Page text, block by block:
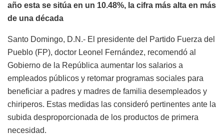
año esta se sitúa en un 10.48%, la cifra más alta en más
de una década
Santo Domingo, D.N.- El presidente del Partido Fuerza del
Pueblo (FP), doctor Leonel Fernández, recomendó al
Gobierno de la República aumentar los salarios a
empleados públicos y retomar programas sociales para
beneficiar a padres y madres de familia desempleados y
chiriperos. Estas medidas las consideró pertinentes ante la
subida desproporcionada de los productos de primera
necesidad.